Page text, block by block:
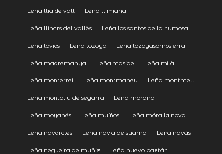
Leña llia de vall Leña llimiana
Leña llinars del vallès Leña los santos de la humosa
Leña lovios Leña lozoya Leña lozoyasomosierra
Leña madremanya Leña maside Leña milà
Leña monterrei Leña montmaneu Leña montmell
Leña montoliu de segarra Leña moraña
Leña moyanés Leña muíños Leña móra la nova
Leña navarcles Leña navia de suarna Leña navàs
Leña negueira de muñiz Leña nuevo baztán